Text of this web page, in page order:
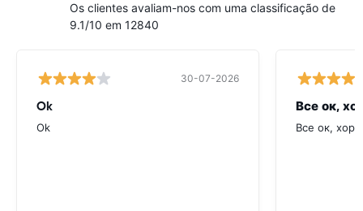
Os clientes avaliam-nos com uma classificação de
9.1/10 em 12840
30-07-2026
Ok
Ok
Все ок,
Все ок,